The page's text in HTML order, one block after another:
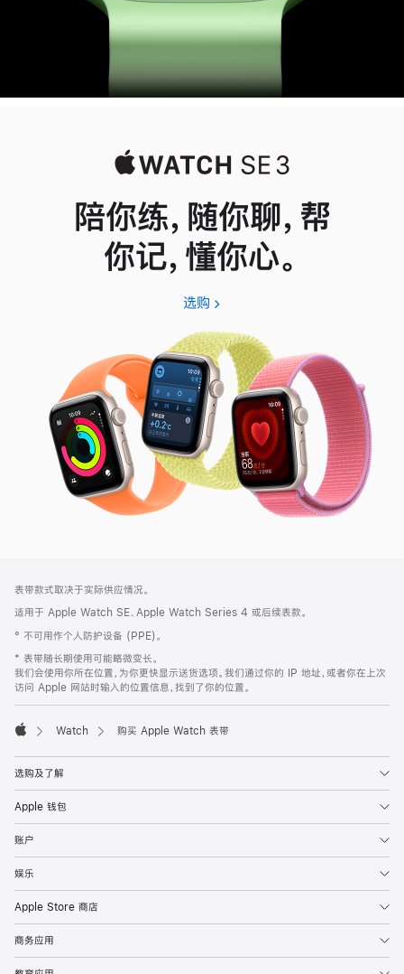
陪你练，随你聊，帮
你记，懂你心。
选购 Apple
SE
3
页
页
脚
注
表带款式取决于实际供应情况。
适用于 Apple Watch SE、Apple Watch Series 4 或后续表款。
° 不可用作个人防护设备 (PPE)。
* 表带随长期使用可能略微变长。
我们会使用你所在位置，为你更快显示送货选项。我们通过你的 IP 地址，或者你在上次
访问 Apple 网站时输入的位置信息，找到了你的位置。
Watch 购买 Apple Watch 表带
选购及了解
Apple 钱包
账户
娱乐
Apple Store 商店
商务应用